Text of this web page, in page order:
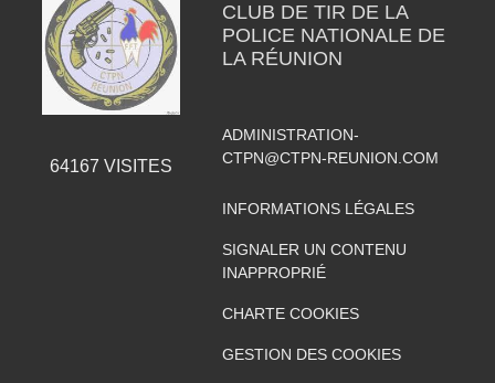
64167 VISITES
CLUB DE TIR DE LA
POLICE NATIONALE DE
LA RÉUNION
ADMINISTRATION-
CTPN@CTPN-REUNION.COM
INFORMATIONS LÉGALES
SIGNALER UN CONTENU
INAPPROPRIÉ
CHARTE COOKIES
GESTION DES COOKIES